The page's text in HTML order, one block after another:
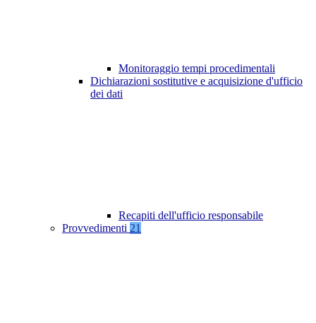
Monitoraggio tempi procedimentali
Dichiarazioni sostitutive e acquisizione d'ufficio
dei dati
Recapiti dell'ufficio responsabile
Provvedimenti 21